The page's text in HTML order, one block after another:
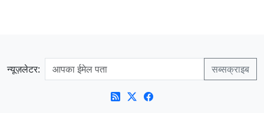
न्यूज़लेटर: